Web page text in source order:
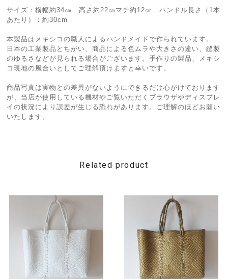
サイズ：横幅約34㎝ 高さ約22㎝マチ約12㎝ ハンドル長さ（1本
あたり）：約30cm
本製品はメキシコの職人によるハンドメイドで作られています。
日本の工業製品とちがい、商品による色ムラや大きさの違い、縫製
のゆるさなどが見られる場合がございます。手作りの製品、メキシ
コ現地の風合いとしてご理解頂けますと幸いです。
商品写真は実物との差異がないようにできるだけ心がけております
が、当店が使用している機材やご覧いただくブラウザやディスプレ
イの状況により誤差が生じる恐れがあります。ご理解のほどお願い
いたします。
Related product